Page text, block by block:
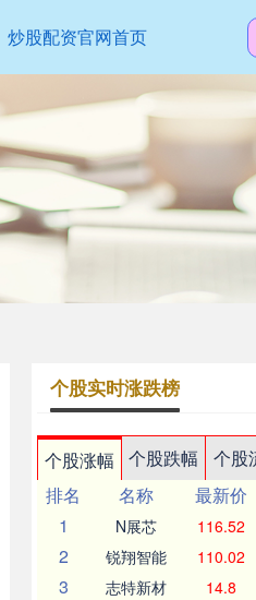
炒股配资官网首页
个股实时涨跌榜
个股涨幅 个股跌幅 个股
排名
名称 最新价
1
N展芯 116.52
2 锐翔智能 110.02
3 志特新材 14.8